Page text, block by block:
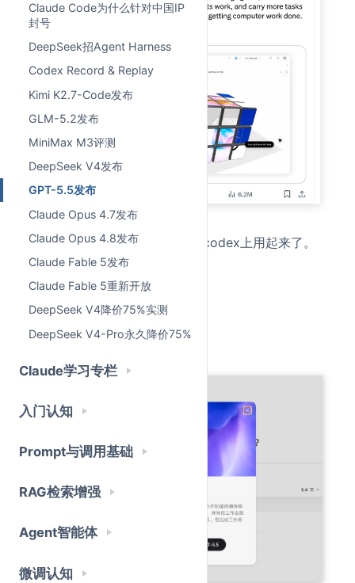
Claude Code为什么针对中国IP
封号
DeepSeek招Agent Harness
Codex Record & Replay
Kimi K2.7-Code发布
GLM-5.2发布
MiniMax M3评测
DeepSeek V4发布
GPT-5.5发布
Claude Opus 4.7发布
Claude Opus 4.8发布
Claude Fable 5发布
Claude Fable 5重新开放
DeepSeek V4降价75%实测
DeepSeek V4-Pro永久降价75%
Claude学习专栏
入门认知
Prompt与调用基础
RAG检索增强
Agent智能体
微调认知
现在大家在 chatgpt的网页端和codex上用起来了。
codex也通知更新：